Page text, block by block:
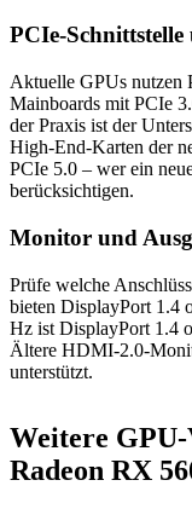
PCIe-
Aktuelle GPUs nutzen
Mainboards mit PCIe
der Praxis ist der
High-End-Karten der
PCIe 5.0 – wer ein
berücksichtigen.
Monitor und
Prüfe welche
bieten DisplayPort 1.4
Hz ist DisplayPort 1.4
Ältere HDMI-2.0-
unterstützt.
Weitere
Radeon RX